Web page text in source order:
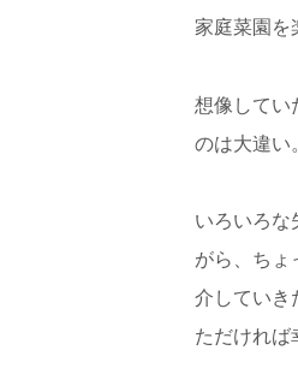
家庭菜園を
想像してい
のは大違い。
いろいろな
がら、ちょ
介していき
ただければ